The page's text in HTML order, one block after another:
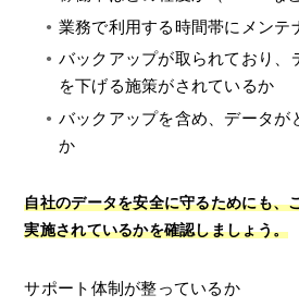
業務で利用する時間帯にメンテ
バックアップが取られており、
を下げる施策がされているか
バックアップを含め、データが
か
自社のデータを安全に守るためにも、
実施されているかを確認しましょう。
サポート体制が整っているか